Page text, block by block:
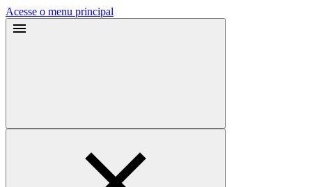
Acesse o menu principal